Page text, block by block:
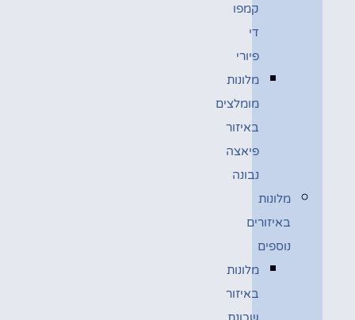
קמפו
די
פיורי
מלונות
מומלצים
באיזור
פיאצה
נבונה
מלונות
באיזורים
נוספים
מלונות
באיזור